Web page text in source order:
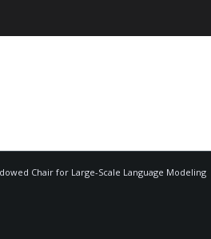
Chair for Large-Scale Language Modeling